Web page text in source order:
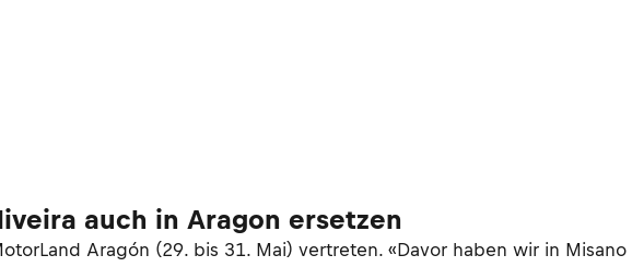
auch in Aragon ersetzen
Aragón (29. bis 31. Mai) vertreten. «Davor haben wir in